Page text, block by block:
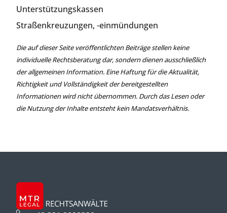
Unterstützungskassen
Straßenkreuzungen, -einmündungen
Die auf dieser Seite veröffentlichten Beiträge stellen keine
individuelle Rechtsberatung dar, sondern dienen ausschließlich
der allgemeinen Information. Eine Haftung für die Aktualität,
Richtigkeit und Vollständigkeit der bereitgestellten
Informationen wird nicht übernommen. Durch das Lesen oder
die Nutzung der Inhalte entsteht kein Mandatsverhältnis.